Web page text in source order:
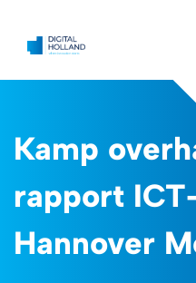
Kamp
rapport
Hannover